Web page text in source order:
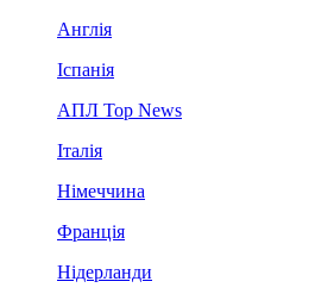
Англія
Іспанія
АПЛ Top News
Італія
Німеччина
Франція
Нідерланди